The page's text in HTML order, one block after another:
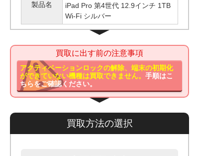
製品名
iPad Pro 第4世代 12.9インチ 1TB
Wi-Fi シルバー
買取に出す前の注意事項
アクティベーションロックの解除、端末の初期化
ができていない機種は買取できません。手順はこ
ちらをご確認ください。
買取方法の選択